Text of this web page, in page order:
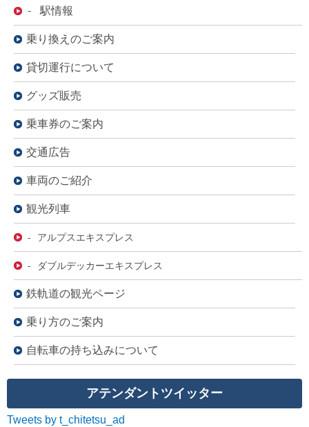
- 駅情報
乗り換えのご案内
貸切運行について
グッズ販売
乗車券のご案内
交通広告
車両のご紹介
観光列車
- アルプスエキスプレス
- ダブルデッカーエキスプレス
鉄軌道の観光ページ
乗り方のご案内
自転車の持ち込みについて
アテンダントツイッター
Tweets by t_chitetsu_ad